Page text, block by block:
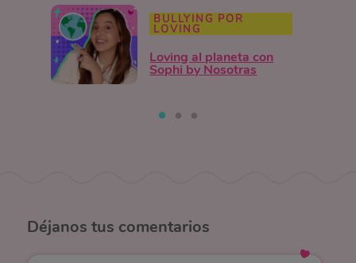
BULLYING POR
LOVING
Loving al planeta con
Sophi by Nosotras
Déjanos tus comentarios